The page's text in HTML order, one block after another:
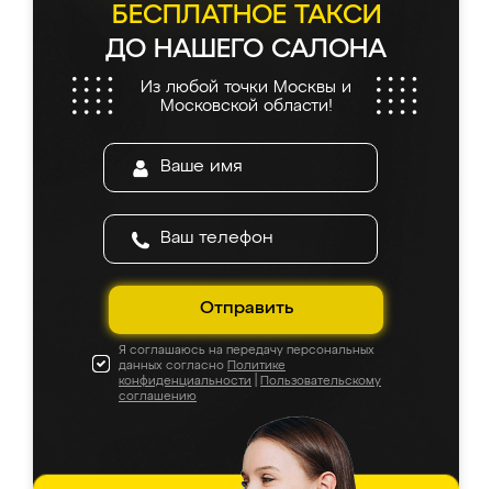
БЕСПЛАТНОЕ ТАКСИ
ДО НАШЕГО САЛОНА
Из любой точки Москвы и
Московской области!
Отправить
Я соглашаюсь на передачу персональных
данных согласно Политике
конфиденциальности
Пользовательскому
соглашению